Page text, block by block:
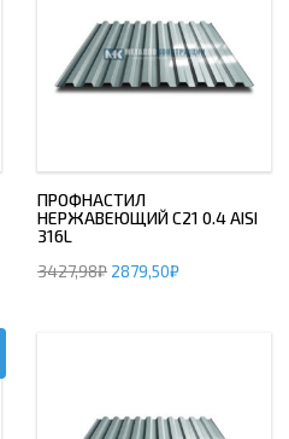
ПРОФНАСТИЛ
НЕРЖАВЕЮЩИЙ С21 0.4 AISI
316L
3427,98₽ 2879,50₽